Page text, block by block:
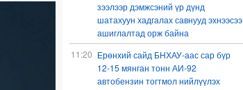
зээлээр дэмжсэний үр дүнд
шатахуун хадгалах савнууд эхнээсээ
ашиглалтад орж байна
11:20 Ерөнхий сайд БНХАУ-аас сар бүр
12-15 мянган тонн АИ-92
автобензин тогтмол нийлүүлэх